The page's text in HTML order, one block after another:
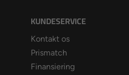
KUNDESERVICE
Kontakt os
Prismatch
Finansiering